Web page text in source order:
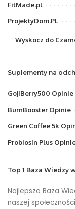
FitMade.pl
ProjektyDom.PL
Wyskocz do
Suplementy na
GojiBerry500 Opinie
BurnBooster Opinie
Green Coffee 5k
Probiosin Plus
Top 1 Baza Wiedzy
Najlepsza Baza
naszej